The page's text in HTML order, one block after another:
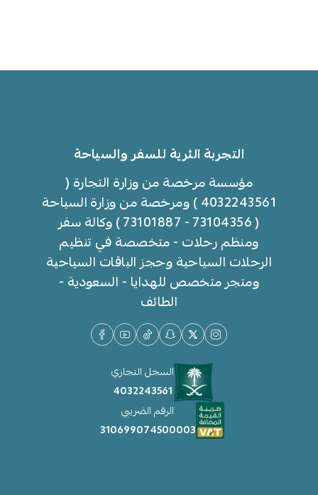
التجربة الثرية للسفر والسياحة
مؤسسة مرخصة من وزارة التجارة (
4032243561 ) ومرخصة من وزارة السياحة
( 73104356 - 73101887 ) وكالة سفر
ومنظم رحلات - متخصصة في تنظيم
الرحلات السياحية وحجز الباقات السياحية
ومتجر متخصص للهدايا - السعودية -
الطائف
السجل التجاري
4032243561
الرقم الضريبي
310699074500003